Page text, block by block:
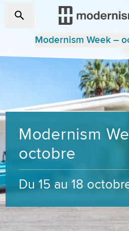
Modernism Week –
Modernism
octobre
Du 15 au 18